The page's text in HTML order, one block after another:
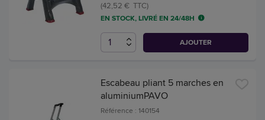
(42,52 € TTC)
EN STOCK, LIVRÉ EN 24/48H
AJOUTER
Escabeau pliant 5 marches en
aluminiumPAVO
Référence : 140154